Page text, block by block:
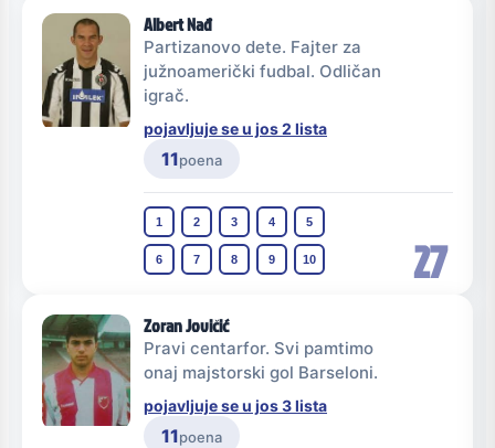
27
Albert Nađ
Partizanovo dete. Fajter za
južnoamerički fudbal. Odličan
igrač.
pojavljuje se u jos 2 lista
11poena
1 2 3 4 5
6 7 8 9 10
Zoran Jovičić
Pravi centarfor. Svi pamtimo
onaj majstorski gol Barseloni.
pojavljuje se u jos 3 lista
11poena